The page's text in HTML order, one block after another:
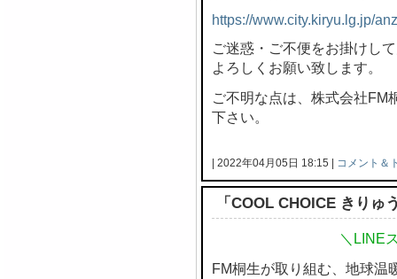
https://www.city.kiryu.lg.jp/
ご迷惑・ご不便をお掛けし
よろしくお願い致します。
ご不明な点は、株式会社FM
下さい。
| 2022年04月05日 18:15 | コメント＆
「COOL CHOICE きり
＼LINE
FM桐生が取り組む、地球温